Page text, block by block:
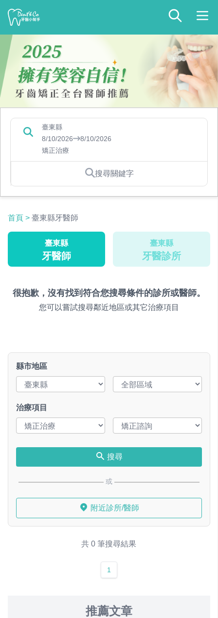
臺東縣
8/10/2026
8/10/2026
矯正治療
搜尋關鍵字
首頁 > 臺東縣牙醫師
臺東縣
牙醫師
臺東縣
牙醫診所
很抱歉，沒有找到符合您搜尋條件的診所或醫師。
您可以嘗試搜尋鄰近地區或其它治療項目
縣市地區
治療項目
搜尋
或
附近診所/醫師
共 0 筆搜尋結果
1
推薦文章